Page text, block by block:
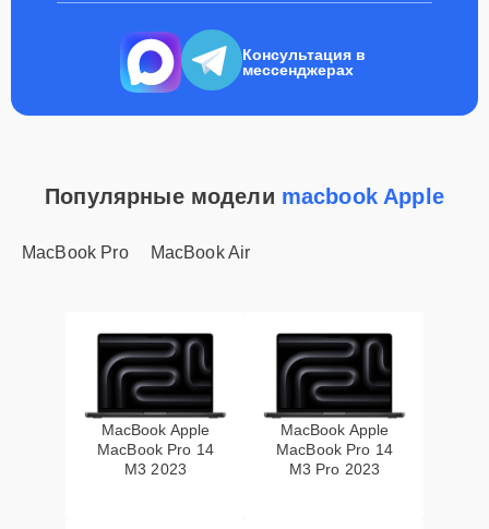
Консультация в
мессенджерах
Популярные модели macbook Apple
MacBook Pro MacBook Air
MacBook Apple
MacBook Pro 14
M3 2023
MacBook Apple
MacBook Pro 14
M3 Pro 2023